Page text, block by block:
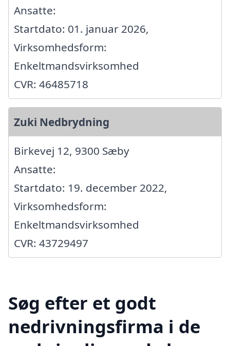
Ansatte:
Startdato: 01. januar 2026,
Virksomhedsform:
Enkeltmandsvirksomhed
CVR: 46485718
Zuki Nedbrydning
Birkevej 12, 9300 Sæby
Ansatte:
Startdato: 19. december 2022,
Virksomhedsform:
Enkeltmandsvirksomhed
CVR: 43729497
Søg efter et godt
nedrivningsfirma i de